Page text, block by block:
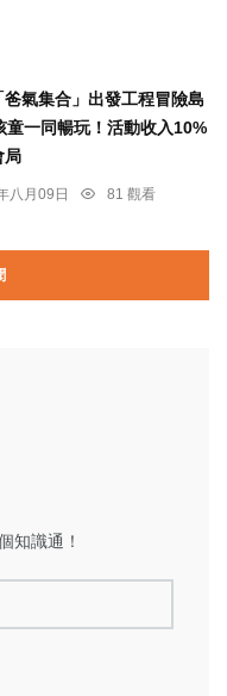
氣集合」出發工程冒險島
童一同暢玩！活動收入10%
局
八月09日
81 觀看
知識通！